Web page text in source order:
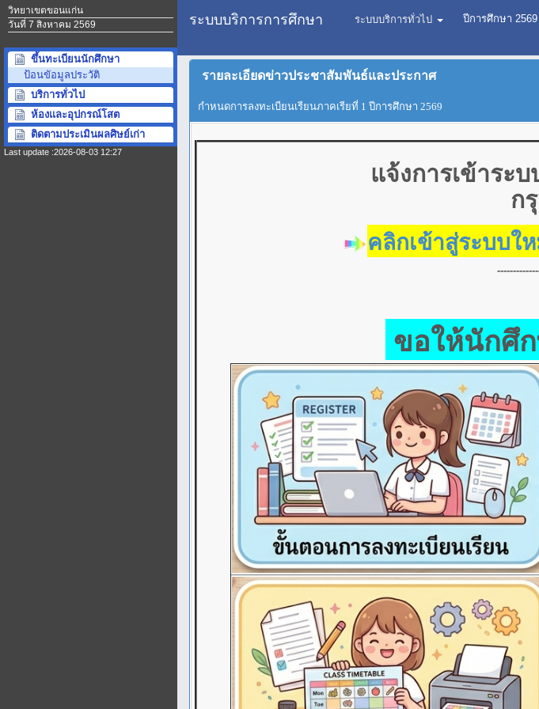
วิทยาเขตขอนแก่น
วันที่ 7 สิงหาคม 2569
ขึ้นทะเบียนนักศึกษา
ป้อนขัอมูลประวัติ
บริการทั่วไป
ห้องและอุปกรณ์โสต
ติดตามประเมินผลศิษย์เก่า
Last update :2026-08-03 12:27
ระบบบริการการศึกษา ระบบบริการทั่วไป ปีการศึกษา 2569
รายละเอียดข่าวประชาสัมพันธ์และประกาศ
กำหนดการลงทะเบียนเรียนภาคเรียที่ 1 ปีการศึกษา 2569
แจ้งการเข้าระ
ก
คลิกเข้าสู่ระบบใ
ขอให้นักศึ